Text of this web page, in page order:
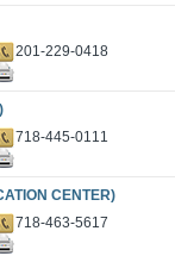
201-229-0418
718-445-0111
CENTER)
718-463-5617